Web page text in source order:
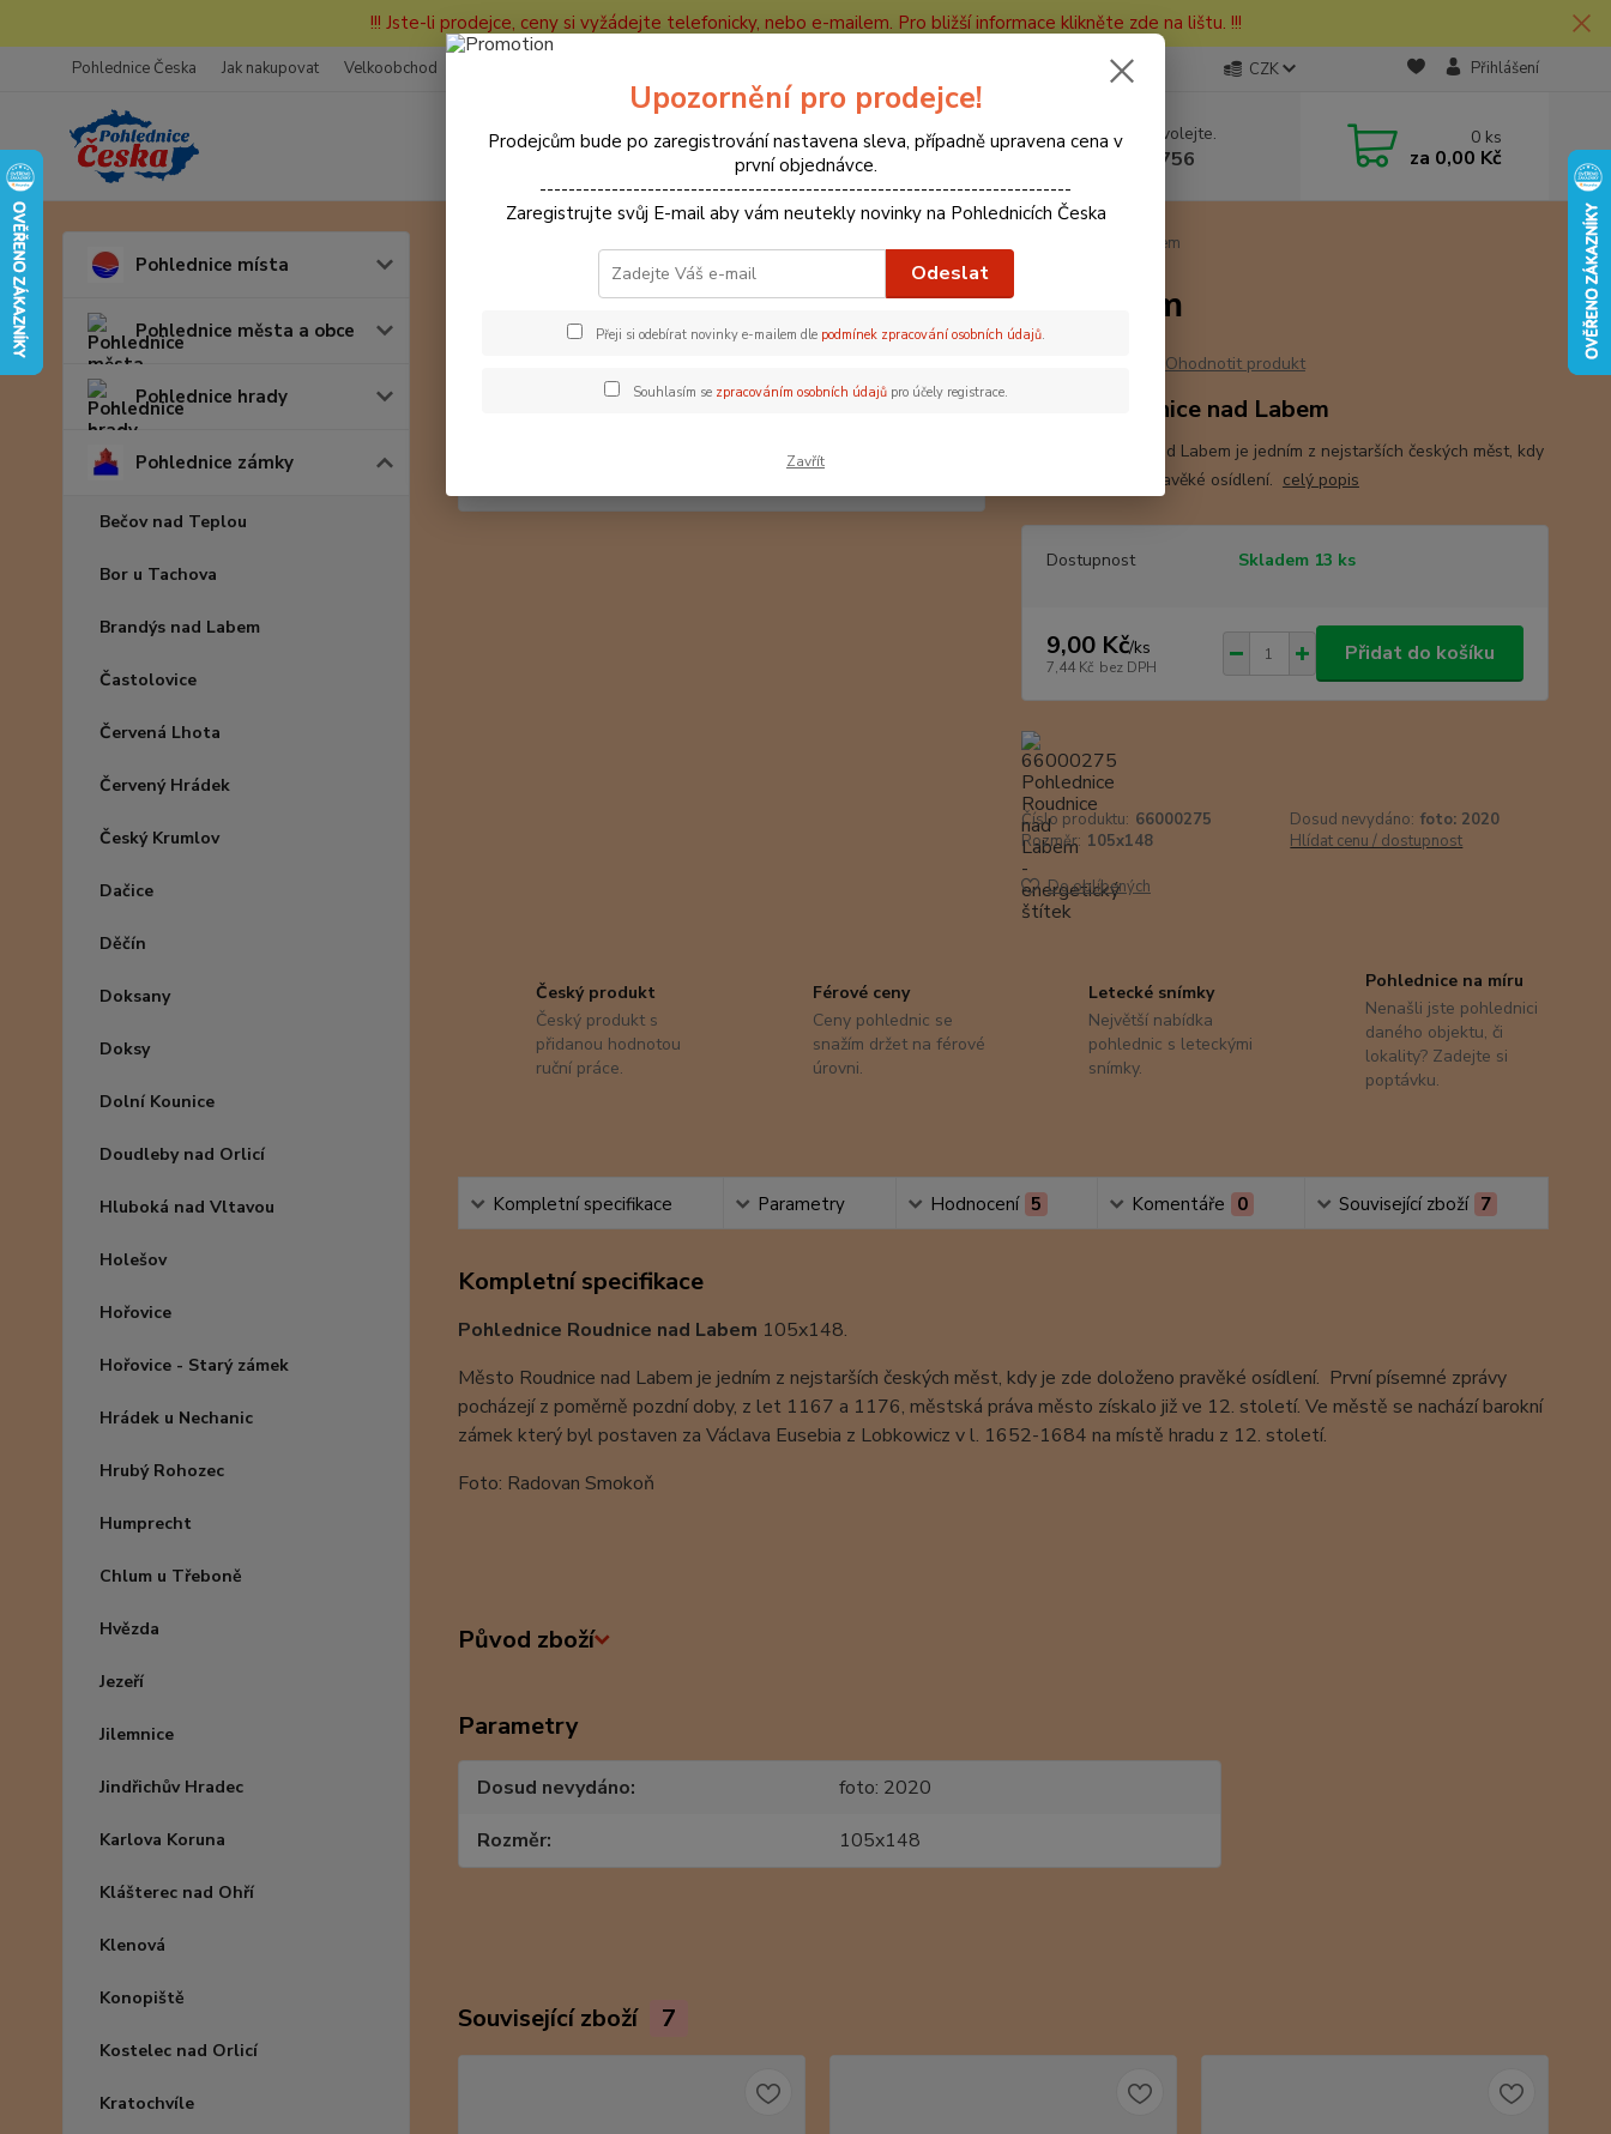
!!! Jste-li prodejce, ceny si vyžádejte telefonicky, nebo e-mailem. Pro bližší informace klikněte zde na lištu. !!!
Pohlednice Česka Jak nakupovat Velkoobchod CZK Přihlášení
Hledat Nevíte si rady? Zavolejte.
+420 730 127 756
0 ks
za 0,00 Kč
Pohlednice místa
Pohlednice města a obce
Pohlednice hrady
Pohlednice zámky
Bečov nad Teplou
Bor u Tachova
Brandýs nad Labem
Častolovice
Červená Lhota
Červený Hrádek
Český Krumlov
Dačice
Děčín
Doksany
Doksy
Dolní Kounice
Doudleby nad Orlicí
Hluboká nad Vltavou
Holešov
Hořovice
Hořovice - Starý zámek
Hrádek u Nechanic
Hrubý Rohozec
Humprecht
Chlum u Třeboně
Hvězda
Jezeří
Jilemnice
Jindřichův Hradec
Karlova Koruna
Klášterec nad Ohří
Klenová
Konopiště
Kostelec nad Orlicí
Kratochvíle
66000275 Pohlednice Roudnice nad Labem
66000275 Pohlednice Roudnice nad Labem
Ohodnotit produkt
město Roudnice nad Labem
Město Roudnice nad Labem je jedním z nejstarších českých měst, kdy
je zde doloženo pravěké osídlení. celý popis
Dostupnost Skladem 13 ks
9,00 Kč/ks
7,44 Kč bez DPH
Přidat do košíku
Číslo produktu: 66000275 Dosud nevydáno: foto: 2020
Rozměr: 105x148 Hlídat cenu / dostupnost
Do oblíbených
Český produkt
Český produkt s
přidanou hodnotou
ruční práce.
Férové ceny
Ceny pohlednic se
snažím držet na férové
úrovni.
Letecké snímky
Největší nabídka
pohlednic s leteckými
snímky.
Pohlednice na míru
Nenašli jste pohlednici
daného objektu, či
lokality? Zadejte si
poptávku.
Kompletní specifikace Parametry Hodnocení 5 Komentáře 0 Související zboží 7
Kompletní specifikace
Pohlednice Roudnice nad Labem 105x148.
Město Roudnice nad Labem je jedním z nejstarších českých měst, kdy je zde doloženo pravěké osídlení. První písemné zprávy
pocházejí z poměrně pozdní doby, z let 1167 a 1176, městská práva město získalo již ve 12. století. Ve městě se nachází barokní
zámek který byl postaven za Václava Eusebia z Lobkowicz v l. 1652-1684 na místě hradu z 12. století.
Foto: Radovan Smokoň
Původ zboží
Parametry
Dosud nevydáno
foto: 2020
Rozměr
105x148
Související zboží 7
Upozornění pro prodejce!
Prodejcům bude po zaregistrování nastavena sleva, případně upravena cena v
první objednávce.
--------------------------------------------------------------------------
Zaregistrujte svůj E-mail aby vám neutekly novinky na Pohlednicích Česka
Odeslat
Přeji si odebírat novinky e-mailem dle podmínek zpracování osobních údajů.
Souhlasím se zpracováním osobních údajůpro účely registrace.
Zavřít